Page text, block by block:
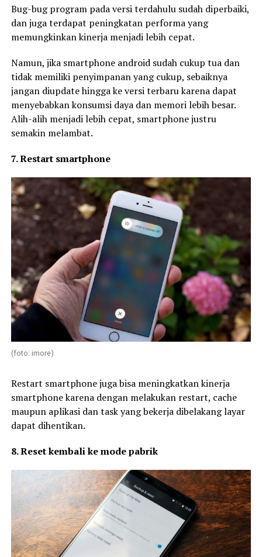
Bug-bug program pada versi terdahulu sudah diperbaiki,
dan juga terdapat peningkatan performa yang
memungkinkan kinerja menjadi lebih cepat.
Namun, jika smartphone android sudah cukup tua dan
tidak memiliki penyimpanan yang cukup, sebaiknya
jangan diupdate hingga ke versi terbaru karena dapat
menyebabkan konsumsi daya dan memori lebih besar.
Alih-alih menjadi lebih cepat, smartphone justru
semakin melambat.
7. Restart smartphone
(foto: imore)
Restart smartphone juga bisa meningkatkan kinerja
smartphone karena dengan melakukan restart, cache
maupun aplikasi dan task yang bekerja dibelakang layar
dapat dihentikan.
8. Reset kembali ke mode pabrik